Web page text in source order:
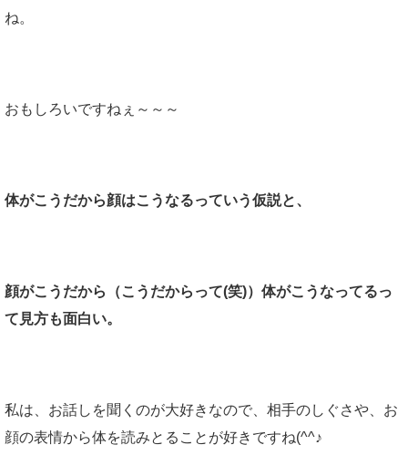
ね。
おもしろいですねぇ～～～
体がこうだから顔はこうなるっていう仮説と、
顔がこうだから（こうだからって(笑)）体がこうなってるっ
て見方も面白い。
私は、お話しを聞くのが大好きなので、相手のしぐさや、お
顔の表情から体を読みとることが好きですね(^^♪